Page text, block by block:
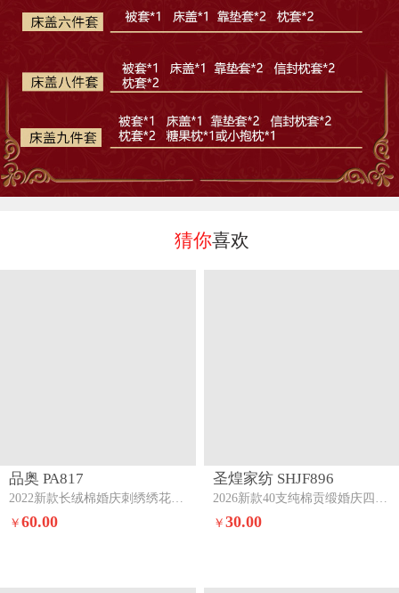
猜你喜欢
品奥 PA817
2022新款长绒棉婚庆刺绣绣花四件套梦幻婚礼
￥60.00
圣煌家纺 SHJF896
2026新款40支纯棉贡缎婚庆四件套甜蜜爱情
￥ 30.00